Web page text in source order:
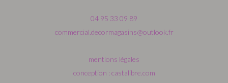
04 95 33 09 89
commercial.decormagasins@outlook.fr
mentions légales
conception : castalibre.com